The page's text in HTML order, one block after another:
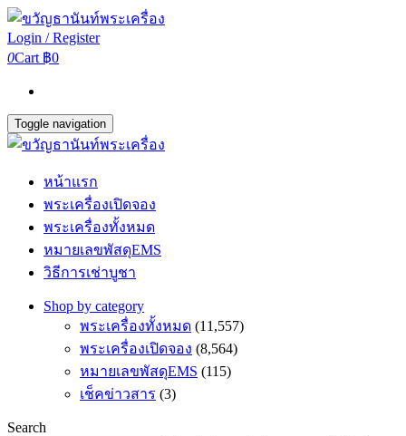
Login / Register
0Cart ฿0
Toggle navigation
หน้าแรก
พระเครื่องเปิดจอง
พระเครื่องทั้งหมด
หมายเลขพัสดุEMS
วิธีการเช่าบูชา
Shop by category
พระเครื่องทั้งหมด (11,557)
พระเครื่องเปิดจอง (8,564)
หมายเลขพัสดุEMS (115)
เช็คข่าวสาร (3)
Search